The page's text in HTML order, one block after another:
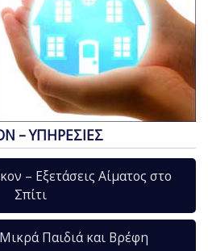
– ΥΠΗΡΕΣΙΕΣ
– Εξετάσεις Αίματος στο
Σπίτι
Παιδιά και Βρέφη